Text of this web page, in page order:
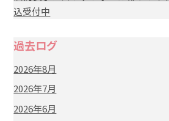
込受付中
過去ログ
2026年8月
2026年7月
2026年6月